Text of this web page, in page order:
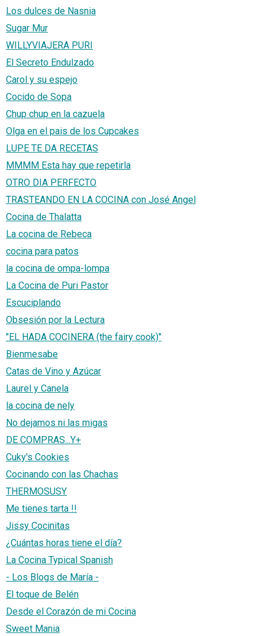
Los dulces de Nasnia
Sugar Mur
WILLYVIAJERA PURI
El Secreto Endulzado
Carol y su espejo
Cocido de Sopa
Chup chup en la cazuela
Olga en el pais de los Cupcakes
LUPE TE DA RECETAS
MMMM Esta hay que repetirla
OTRO DIA PERFECTO
TRASTEANDO EN LA COCINA con José Angel
Cocina de Thalatta
La cocina de Rebeca
cocina para patos
la cocina de ompa-lompa
La Cocina de Puri Pastor
Escuciplando
Obsesión por la Lectura
"EL HADA COCINERA (the fairy cook)"
Bienmesabe
Catas de Vino y Azúcar
Laurel y Canela
la cocina de nely
No dejamos ni las migas
DE COMPRAS...Y+
Cuky's Cookies
Cocinando con las Chachas
THERMOSUSY
Me tienes tarta !!
Jissy Cocinitas
¿Cuántas horas tiene el día?
La Cocina Typical Spanish
- Los Blogs de María -
El toque de Belén
Desde el Corazón de mi Cocina
Sweet Mania